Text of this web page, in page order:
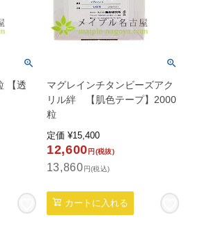
【透
マグレインチタンビーズアク
リル絆 【肌色テープ】2000
粒
定価 ¥15,400
12,600 円(税抜)
13,860 円(税込)
カートに入れる